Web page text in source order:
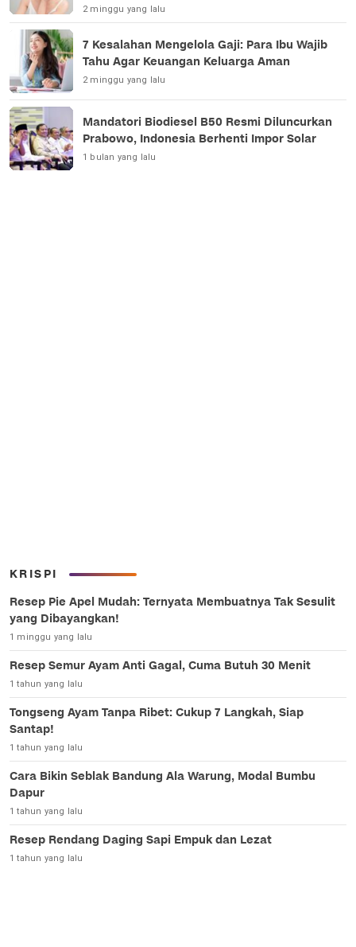
2 minggu yang lalu
7 Kesalahan Mengelola Gaji: Para Ibu Wajib
Tahu Agar Keuangan Keluarga Aman
2 minggu yang lalu
Mandatori Biodiesel B50 Resmi Diluncurkan
Prabowo, Indonesia Berhenti Impor Solar
1 bulan yang lalu
KRISPI
Resep Pie Apel Mudah: Ternyata Membuatnya Tak Sesulit
yang Dibayangkan!
1 minggu yang lalu
Resep Semur Ayam Anti Gagal, Cuma Butuh 30 Menit
1 tahun yang lalu
Tongseng Ayam Tanpa Ribet: Cukup 7 Langkah, Siap
Santap!
1 tahun yang lalu
Cara Bikin Seblak Bandung Ala Warung, Modal Bumbu
Dapur
1 tahun yang lalu
Resep Rendang Daging Sapi Empuk dan Lezat
1 tahun yang lalu